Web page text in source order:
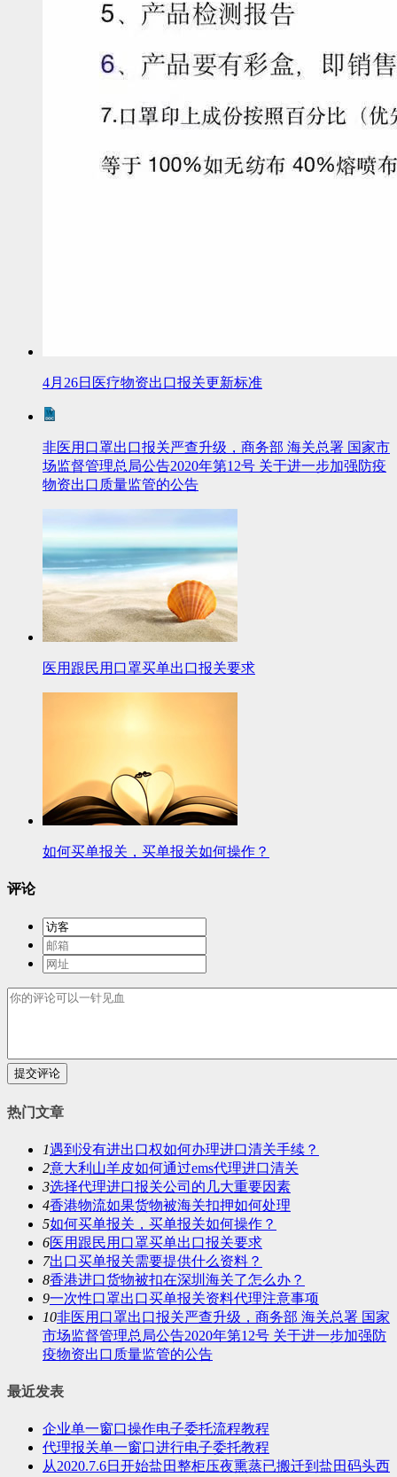
4月26日医疗物资出口报关更新标准
非医用口罩出口报关严查升级，商务部 海关总署 国家市
场监督管理总局公告2020年第12号 关于进一步加强防疫
物资出口质量监管的公告
医用跟民用口罩买单出口报关要求
如何买单报关，买单报关如何操作？
评论
提交评论
热门文章
1遇到没有进出口权如何办理进口清关手续？
2意大利山羊皮如何通过ems代理进口清关
3选择代理进口报关公司的几大重要因素
4香港物流如果货物被海关扣押如何处理
5如何买单报关，买单报关如何操作？
6医用跟民用口罩买单出口报关要求
7出口买单报关需要提供什么资料？
8香港进口货物被扣在深圳海关了怎么办？
9一次性口罩出口买单报关资料代理注意事项
10非医用口罩出口报关严查升级，商务部 海关总署 国家
市场监督管理总局公告2020年第12号 关于进一步加强防
疫物资出口质量监管的公告
最近发表
企业单一窗口操作电子委托流程教程
代理报关单一窗口进行电子委托教程
从2020.7.6日开始盐田整柜压夜熏蒸已搬迁到盐田码头西